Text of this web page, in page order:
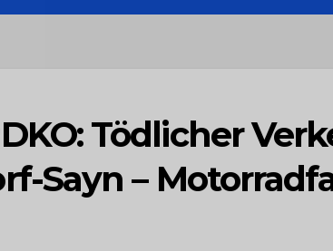
Tödlicher
Sayn –